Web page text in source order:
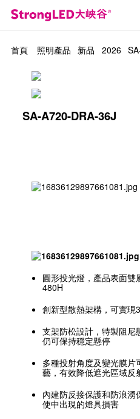
首頁 照明產品 新品 2026
SA-A720-DRA-36J
圓形投光燈，產品表面雙
480H
創新型散熱架構，可實現
支架防松設計，特製阻尼
仍可保持穩定懸停
多種投射角度及變光膜
藝，有效降低遮光區域反
內建防反接保護和防浪湧
使中出現的燈具損害